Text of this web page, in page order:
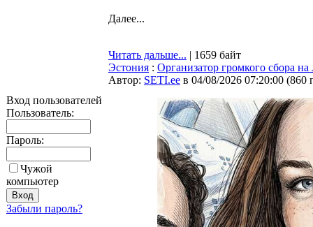
Вход пользователей
Пользователь:
Пароль:
Чужой
компьютер
Забыли пароль?
Далее...
Читать дальше... | 1659 байт
Эстония : Организатор громкого сбора на
Автор: SETI.ee в 04/08/2026 07:20:00 (860